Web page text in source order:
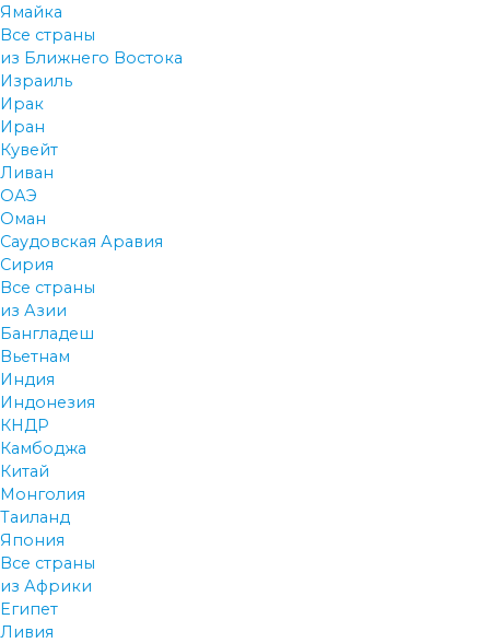
Ямайка
Все страны
из Ближнего Востока
Израиль
Ирак
Иран
Кувейт
Ливан
ОАЭ
Оман
Саудовская Аравия
Сирия
Все страны
из Азии
Бангладеш
Вьетнам
Индия
Индонезия
КНДР
Камбоджа
Китай
Монголия
Таиланд
Япония
Все страны
из Африки
Египет
Ливия